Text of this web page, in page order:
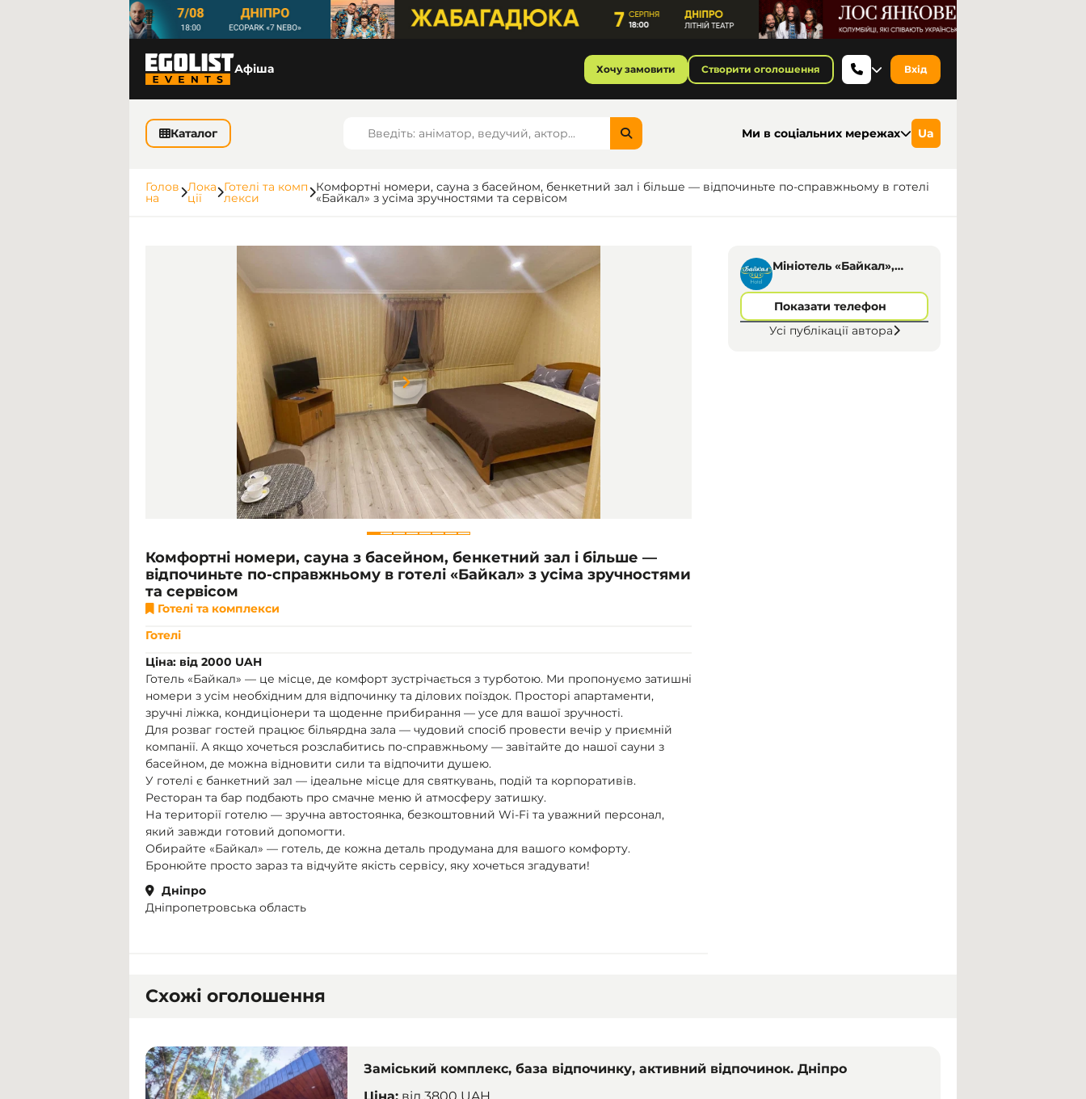
Афіша Хочу замовити Створити оголошення Вхід
Каталог Ми в соціальних мережах Ua
Голов
на
Лока
ції
Готелі та комп
лекси
Комфортні номери, сауна з басейном, бенкетний зал і більше — відпочиньте по-справжньому в готелі
«Байкал» з усіма зручностями та сервісом
Item
1
of
8
Комфортні номери, сауна з басейном, бенкетний зал і більше —
відпочиньте по-справжньому в готелі «Байкал» з усіма зручностями
та сервісом
Готелі та комплекси
Готелі
Ціна: від 2000 UAH
Готель «Байкал» — це місце, де комфорт зустрічається з турботою. Ми пропонуємо затишні
номери з усім необхідним для відпочинку та ділових поїздок. Просторі апартаменти,
зручні ліжка, кондиціонери та щоденне прибирання — усе для вашої зручності.
Для розваг гостей працює більярдна зала — чудовий спосіб провести вечір у приємній
компанії. А якщо хочеться розслабитись по-справжньому — завітайте до нашої сауни з
басейном, де можна відновити сили та відпочити душею.
У готелі є банкетний зал — ідеальне місце для святкувань, подій та корпоративів.
Ресторан та бар подбають про смачне меню й атмосферу затишку.
На території готелю — зручна автостоянка, безкоштовний Wi-Fi та уважний персонал,
який завжди готовий допомогти.
Обирайте «Байкал» — готель, де кожна деталь продумана для вашого комфорту.
Бронюйте просто зараз та відчуйте якість сервісу, яку хочеться згадувати!
Дніпро
Дніпропетровська область
Мініотель «Байкал»,
Показати телефон
Усі публікації автора
Схожі оголошення
Заміський комплекс, база відпочинку, активний відпочинок. Дніпро